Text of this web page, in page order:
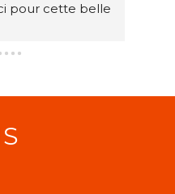
pour cette belle